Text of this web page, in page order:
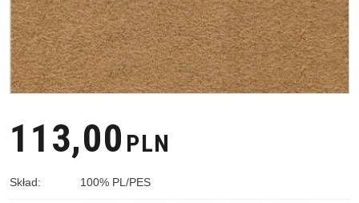
113,00 PLN
Skład: 100% PL/PES